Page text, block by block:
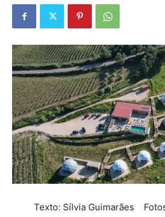
Texto: Sílvia Guimarães